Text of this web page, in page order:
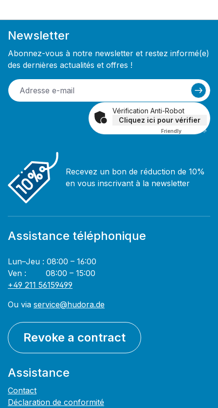
Newsletter
Abonnez-vous à notre newsletter et restez informé(e)
des dernières actualités et offres !
Vérification Anti-Robot
Cliquez ici pour vérifier
Friendly Captcha ⇗
Recevez un bon de réduction de 10%
en vous inscrivant à la newsletter
Assistance téléphonique
Lun–Jeu : 08:00 – 16:00
Ven : 08:00 – 15:00
+49 211 56159499
Ou via service@hudora.de
Revoke a contract
Assistance
Contact
Déclaration de conformité